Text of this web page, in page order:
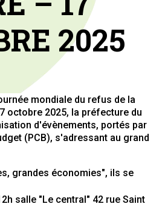
2025
mondiale du refus de la
octobre 2025, la préfecture du
d'évènements, portés par
(PCB), s'adressant au grand
grandes économies", ils se
salle "Le central" 42 rue Saint